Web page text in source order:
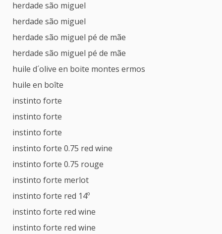
herdade são miguel
herdade são miguel
herdade são miguel pé de mãe
herdade são miguel pé de mãe
huile d´olive en boite montes ermos
huile en boîte
instinto forte
instinto forte
instinto forte
instinto forte 0.75 red wine
instinto forte 0.75 rouge
instinto forte merlot
instinto forte red 14º
instinto forte red wine
instinto forte red wine